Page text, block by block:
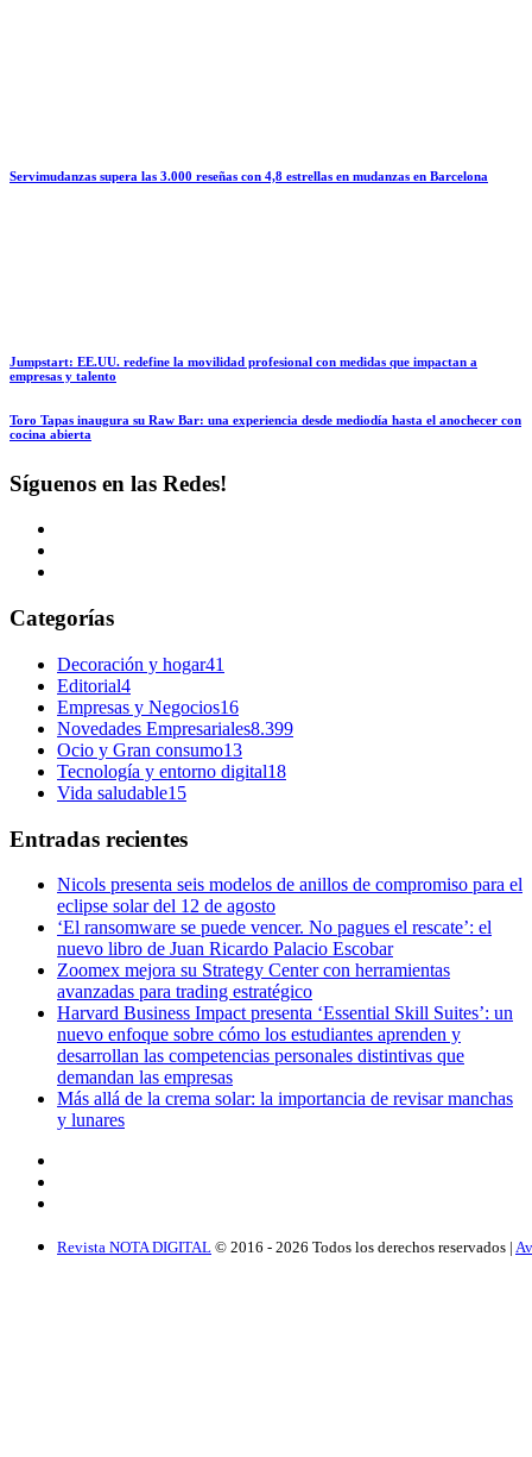
Servimudanzas supera las 3.000 reseñas con 4,8 estrellas en mudanzas en Barcelona
Jumpstart: EE.UU. redefine la movilidad profesional con medidas que impactan a
empresas y talento
Toro Tapas inaugura su Raw Bar: una experiencia desde mediodía hasta el anochecer con
cocina abierta
Síguenos en las Redes!
Categorías
Decoración y hogar41
Editorial4
Empresas y Negocios16
Novedades Empresariales8.399
Ocio y Gran consumo13
Tecnología y entorno digital18
Vida saludable15
Entradas recientes
Nicols presenta seis modelos de anillos de compromiso para el
eclipse solar del 12 de agosto
‘El ransomware se puede vencer. No pagues el rescate’: el
nuevo libro de Juan Ricardo Palacio Escobar
Zoomex mejora su Strategy Center con herramientas
avanzadas para trading estratégico
Harvard Business Impact presenta ‘Essential Skill Suites’: un
nuevo enfoque sobre cómo los estudiantes aprenden y
desarrollan las competencias personales distintivas que
demandan las empresas
Más allá de la crema solar: la importancia de revisar manchas
y lunares
Revista NOTA DIGITAL © 2016 - 2026 Todos los derechos reservados |